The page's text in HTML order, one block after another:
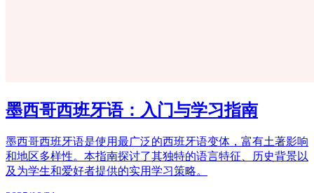
墨西哥西班牙语：入门与学习指南
墨西哥西班牙语是使用最广泛的西班牙语变体，富有土著影响
和地区多样性。本指南探讨了其独特的语言特征、历史背景以
及为学生和爱好者提供的实用学习策略。